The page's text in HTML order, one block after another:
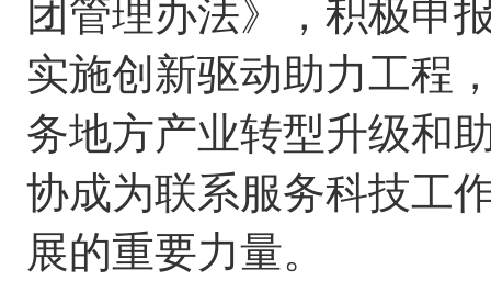
团管理办法》，积极申
实施创新驱动助力工程
务地方产业转型升级和
协成为联系服务科技工
展的重要力量。